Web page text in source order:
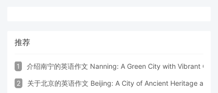
推荐
1 介绍南宁的英语作文 Nanning: A Green City with Vibrant
2 关于北京的英语作文 Beijing: A City of Ancient Heritage and